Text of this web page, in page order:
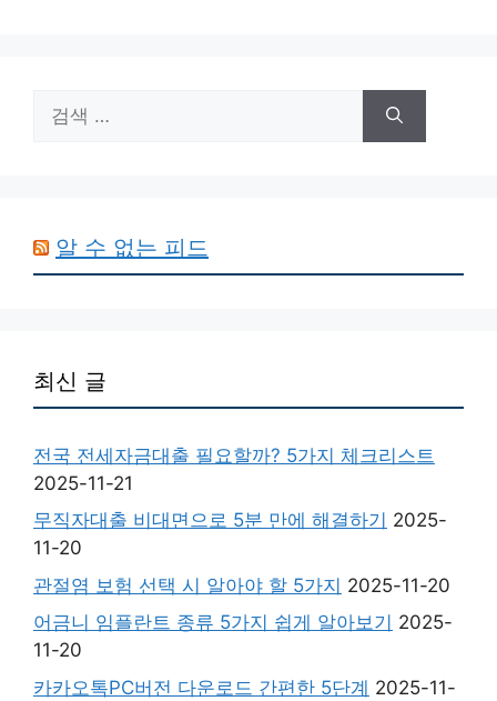
색:
알 수 없는 피드
최신 글
전국 전세자금대출 필요할까? 5가지 체크리스트
2025-11-21
무직자대출 비대면으로 5분 만에 해결하기 2025-
11-20
관절염 보험 선택 시 알아야 할 5가지 2025-11-20
어금니 임플란트 종류 5가지 쉽게 알아보기 2025-
11-20
카카오톡PC버전 다운로드 간편한 5단계 2025-11-